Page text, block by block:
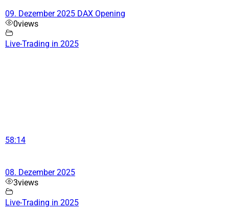
09. Dezember 2025 DAX Opening
0views
Live-Trading in 2025
58:14
08. Dezember 2025
3views
Live-Trading in 2025